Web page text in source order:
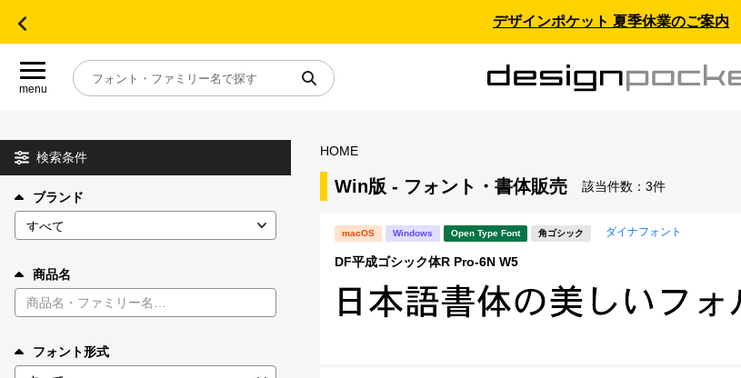
デザインポケット 夏季休業のご案内
menu
目的別フォントガイド
特集
年間ライセンス商品
キャンペーン一覧
検索条件
ブランド
商品名
フォント形式
HOME
Win版 - フォント・書体販売 該当件数： 3件
macOS Windows Open Type Font 角ゴシック ダイナフォント
DF平成ゴシック体R Pro-6N W5